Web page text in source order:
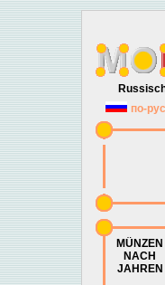
по-
MÜNZEN
NACH
JAHREN